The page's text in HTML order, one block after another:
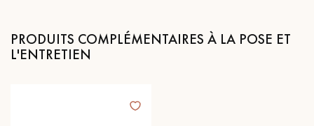
PRODUITS COMPLÉMENTAIRES À LA POSE ET
L'ENTRETIEN